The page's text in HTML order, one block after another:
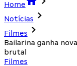
Home
Notícias
Filmes
Bailarina ganha
brutal
Filmes